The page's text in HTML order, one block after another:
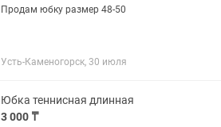
Продам юбку размер 48-50
Усть-Каменогорск, 30 июля
Юбка теннисная длинная
3 000 ₸